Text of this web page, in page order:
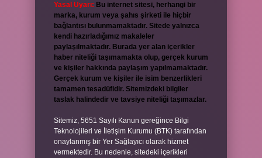
Yasal Uyarı: Bu internet sitesi, herhangi bir
marka, kurum veya şahıs şirketi ile hiçbir
bağlantısı bulunmamaktadır. Sitede yalnızca
kendi hazırladığımız makaleler
paylaşılmaktadır. Burada yer alan içerikler
haber niteliği taşımamakta olup, gerçek kurum
ve kişiler hakkında paylaşım yapılmamaktadır.
Gerçek kurum ve kişiler ile isim benzerlikleri
tamamen tesadüfidir. Sitemizdeki bilgiler
taslak halindedir ve tavsiye niteliği taşımazlar.
Sitemiz, 5651 Sayılı Kanun gereğince Bilgi
Teknolojileri ve İletişim Kurumu (BTK) tarafından
onaylanmış bir Yer Sağlayıcı olarak hizmet
vermektedir. Bu nedenle, sitedeki içerikleri